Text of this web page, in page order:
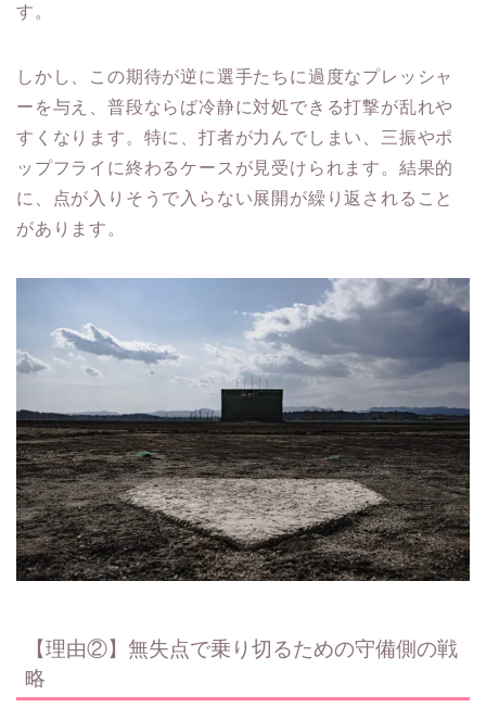
す。
しかし、この期待が逆に選手たちに過度なプレッシャ
ーを与え、普段ならば冷静に対処できる打撃が乱れや
すくなります。特に、打者が力んでしまい、三振やポ
ップフライに終わるケースが見受けられます。結果的
に、点が入りそうで入らない展開が繰り返されること
があります。
【理由②】無失点で乗り切るための守備側の戦
略